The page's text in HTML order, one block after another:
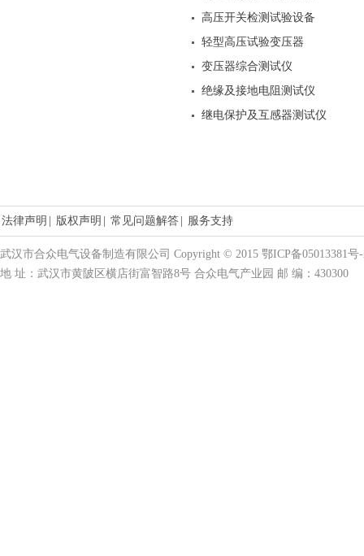
高压开关检测试验设备
轻型高压试验变压器
变压器综合测试仪
绝缘及接地电阻测试仪
继电保护及互感器测试仪
法律声明 版权声明 常见问题解答 服务支持
武汉市合众电气设备制造有限公司 Copyright © 2015 鄂ICP备05013381号
地 址：武汉市黄陂区横店街富智路8号 合众电气产业园 邮 编：430300